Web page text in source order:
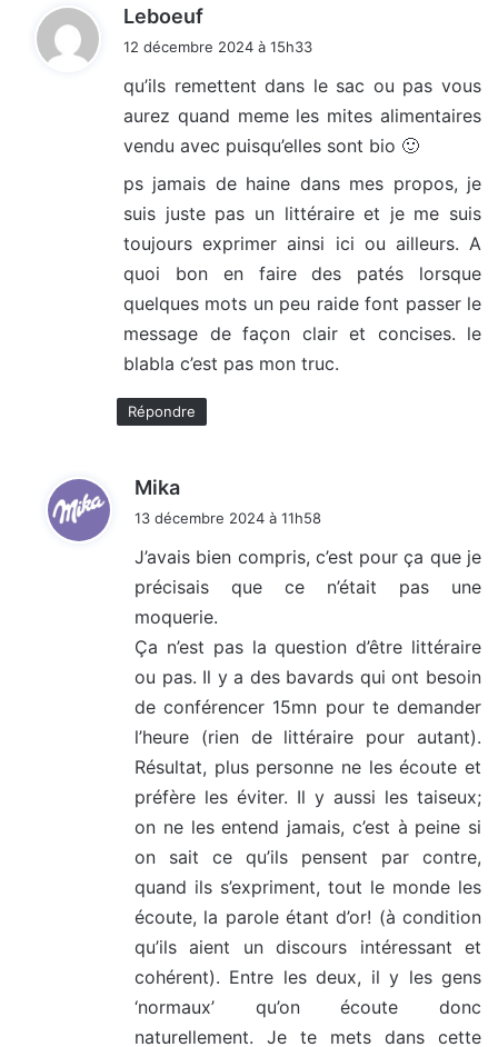
Leboeuf
:
12 décembre 2024 à 15h33
qu’ils remettent dans le sac ou pas vous
aurez quand meme les mites alimentaires
vendu avec puisqu’elles sont bio 🙂
ps jamais de haine dans mes propos, je
suis juste pas un littéraire et je me suis
toujours exprimer ainsi ici ou ailleurs. A
quoi bon en faire des patés lorsque
quelques mots un peu raide font passer le
message de façon clair et concises. le
blabla c’est pas mon truc.
Répondre
Mika
:
13 décembre 2024 à 11h58
J’avais bien compris, c’est pour ça que je
précisais que ce n’était pas une
moquerie.
Ça n’est pas la question d’être littéraire
ou pas. Il y a des bavards qui ont besoin
de conférencer 15mn pour te demander
l’heure (rien de littéraire pour autant).
Résultat, plus personne ne les écoute et
préfère les éviter. Il y aussi les taiseux;
on ne les entend jamais, c’est à peine si
on sait ce qu’ils pensent par contre,
quand ils s’expriment, tout le monde les
écoute, la parole étant d’or! (à condition
qu’ils aient un discours intéressant et
cohérent). Entre les deux, il y les gens
‘normaux’ qu’on écoute donc
naturellement. Je te mets dans cette